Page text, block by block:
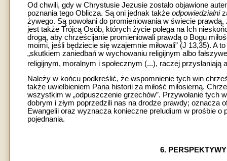
Od chwili, gdy w Chrystusie Jezusie zostało objawione
poznania tego Oblicza. Są oni jednak także odpowiedzialni
żywego. Są powołani do promieniowania w świecie
jest także Trójcą Osób, których życie polega na Ich
drogą, aby chrześcijanie promieniowali prawdą o Bogu
moimi, jeśli będziecie się wzajemnie miłowali” (J 13,35). A
„skutkiem zaniedbań w wychowaniu religijnym albo
religijnym, moralnym i społecznym (...), raczej przysłaniają
Należy w końcu podkreślić, że wspomnienie tych win
także uwielbieniem Pana historii za miłość miłosierną.
wszystkim w „odpuszczenie grzechów”. Przywołanie
dobrym i złym poprzedzili nas na drodze prawdy; oznacza
Ewangelii oraz wyznacza konieczne preludium w prośbie
pojednania.
6.